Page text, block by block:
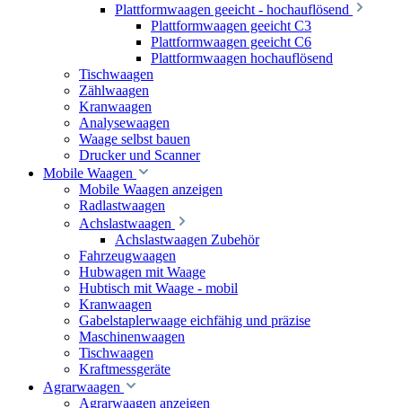
Plattformwaagen geeicht - hochauflösend
Plattformwaagen geeicht C3
Plattformwaagen geeicht C6
Plattformwaagen hochauflösend
Tischwaagen
Zählwaagen
Kranwaagen
Analysewaagen
Waage selbst bauen
Drucker und Scanner
Mobile Waagen
Mobile Waagen anzeigen
Radlastwaagen
Achslastwaagen
Achslastwaagen Zubehör
Fahrzeugwaagen
Hubwagen mit Waage
Hubtisch mit Waage - mobil
Kranwaagen
Gabelstaplerwaage eichfähig und präzise
Maschinenwaagen
Tischwaagen
Kraftmessgeräte
Agrarwaagen
Agrarwaagen anzeigen